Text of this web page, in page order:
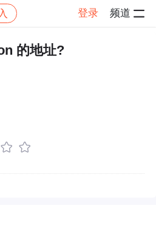
登录 频道
帖子详情
的地址?